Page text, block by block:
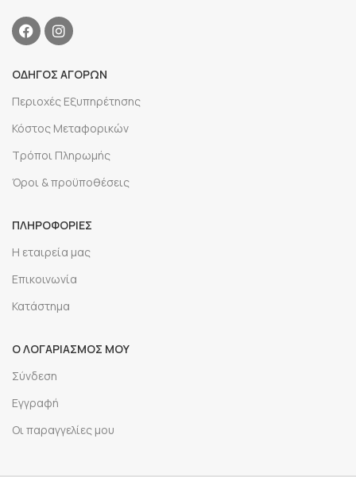
ΟΔΗΓΟΣ ΑΓΟΡΩΝ
Περιοχές Εξυπηρέτησης
Κόστος Μεταφορικών
Τρόποι Πληρωμής
Όροι & προϋποθέσεις
ΠΛΗΡΟΦΟΡΙΕΣ
Η εταιρεία μας
Επικοινωνία
Κατάστημα
Ο ΛΟΓΑΡΙΑΣΜΟΣ ΜΟΥ
Σύνδεση
Εγγραφή
Οι παραγγελίες μου